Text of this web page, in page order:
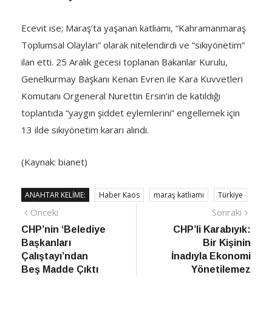
Ecevit ise; Maraş’ta yaşanan katliamı, “Kah­ramanmaraş
Toplumsal Olayları” olarak nitelendi­rdi ve “sıkıyönetim”
ilan etti. 25 Aralık gecesi toplanan Bakanlar Kurulu,
Genelkurmay Başkanı Kenan Evren ile Kara Kuv­vetleri
Komutanı Orgeneral Nurettin Ersin’in de katıldığı
toplantıda “yaygın şiddet eylemlerini” en­gellemek için
13 ilde sıkıyönetim kararı alındı.
(Kaynak: bianet)
ANAHTAR KELIME: Haber Kaos maraş katliamı Türkiye
Yazı
gezinmesi
Önceki
haber
CHP’nin ‘Belediye
Başkanları
Çalıştayı’ndan
Beş Madde Çıktı
Sonraki
CHP’li Karabıyık:
Bir Kişinin
İnadıyla Ekonomi
Yönetilemez